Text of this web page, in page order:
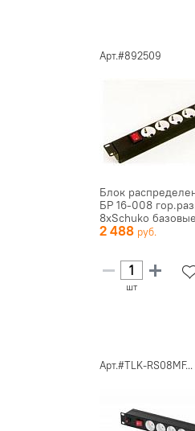
Арт.#892509
Блок
БР 16-008
8xSchuko
Ц...
2 488
шт
Арт.#TLK-RS08MF...